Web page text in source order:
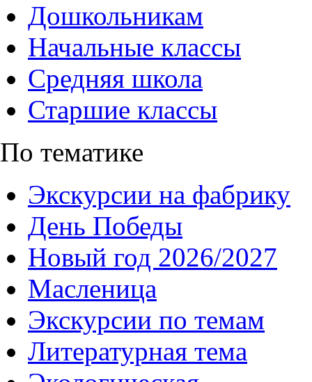
Дошкольникам
Начальные классы
Средняя школа
Старшие классы
По тематике
Экскурсии на фабрику
День Победы
Новый год 2026/2027
Масленица
Экскурсии по темам
Литературная тема